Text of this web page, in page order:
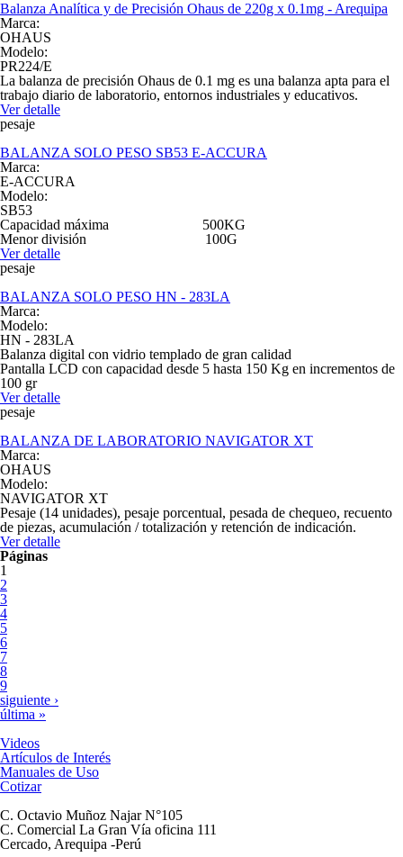
Balanza Analítica y de Precisión Ohaus de 220g x 0.1mg - Arequipa
Marca:
OHAUS
Modelo:
PR224/E
La balanza de precisión Ohaus de 0.1 mg es una balanza apta para el
trabajo diario de laboratorio, entornos industriales y educativos.
Ver detalle
pesaje
BALANZA SOLO PESO SB53 E-ACCURA
Marca:
E-ACCURA
Modelo:
SB53
Capacidad máxima 500KG
Menor división 100G
Ver detalle
pesaje
BALANZA SOLO PESO HN - 283LA
Marca:
Modelo:
HN - 283LA
Balanza digital con vidrio templado de gran calidad
Pantalla LCD con capacidad desde 5 hasta 150 Kg en incrementos de
100 gr
Ver detalle
pesaje
BALANZA DE LABORATORIO NAVIGATOR XT
Marca:
OHAUS
Modelo:
NAVIGATOR XT
Pesaje (14 unidades), pesaje porcentual, pesada de chequeo, recuento
de piezas, acumulación / totalización y retención de indicación.
Ver detalle
Páginas
1
2
3
4
5
6
7
8
9
siguiente ›
última »
Videos
Artículos de Interés
Manuales de Uso
Cotizar
C. Octavio Muñoz Najar N°105
C. Comercial La Gran Vía oficina 111
Cercado, Arequipa -Perú